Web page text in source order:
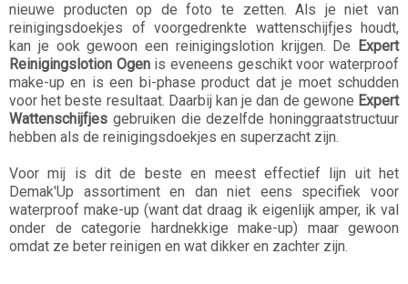
nieuwe producten op de foto te zetten. Als je niet van
reinigingsdoekjes of voorgedrenkte wattenschijfjes houdt,
kan je ook gewoon een reinigingslotion krijgen. De Expert
Reinigingslotion Ogenis eveneens geschikt voor waterproof
make-up en is een bi-phase product dat je moet schudden
voor het beste resultaat. Daarbij kan je dan de gewone Expert
Wattenschijfjes gebruiken die dezelfde honinggraatstructuur
hebben als de reinigingsdoekjes en superzacht zijn.
Voor mij is dit de beste en meest effectief lijn uit het
Demak'Up assortiment en dan niet eens specifiek voor
waterproof make-up (want dat draag ik eigenlijk amper, ik val
onder de categorie hardnekkige make-up) maar gewoon
omdat ze beter reinigen en wat dikker en zachter zijn.